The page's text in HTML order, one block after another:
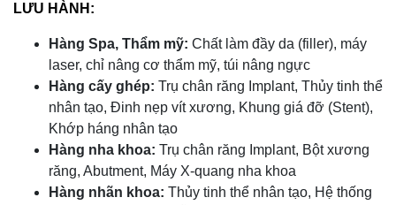
LƯU HÀNH:
Hàng Spa, Thẩm mỹ: Chất làm đầy da (filler), máy
laser, chỉ nâng cơ thẩm mỹ, túi nâng ngực
Hàng cấy ghép: Trụ chân răng Implant, Thủy tinh thể
nhân tạo, Đinh nẹp vít xương, Khung giá đỡ (Stent),
Khớp háng nhân tạo
Hàng nha khoa: Trụ chân răng Implant, Bột xương
răng, Abutment, Máy X-quang nha khoa
Hàng nhãn khoa: Thủy tinh thể nhân tạo, Hệ thống